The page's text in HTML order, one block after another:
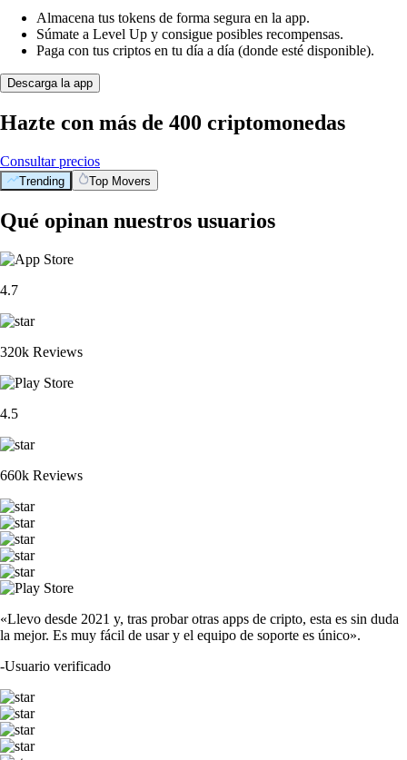
Almacena tus tokens de forma segura en la app.
Súmate a Level Up y consigue posibles recompensas.
Paga con tus criptos en tu día a día (donde esté disponible).
Descarga la app
Hazte con más de 400 criptomonedas
Consultar precios
Trending Top Movers
Qué opinan nuestros usuarios
4.7
320k Reviews
4.5
660k Reviews
«Llevo desde 2021 y, tras probar otras apps de cripto, esta es sin duda
la mejor. Es muy fácil de usar y el equipo de soporte es único».
-Usuario verificado